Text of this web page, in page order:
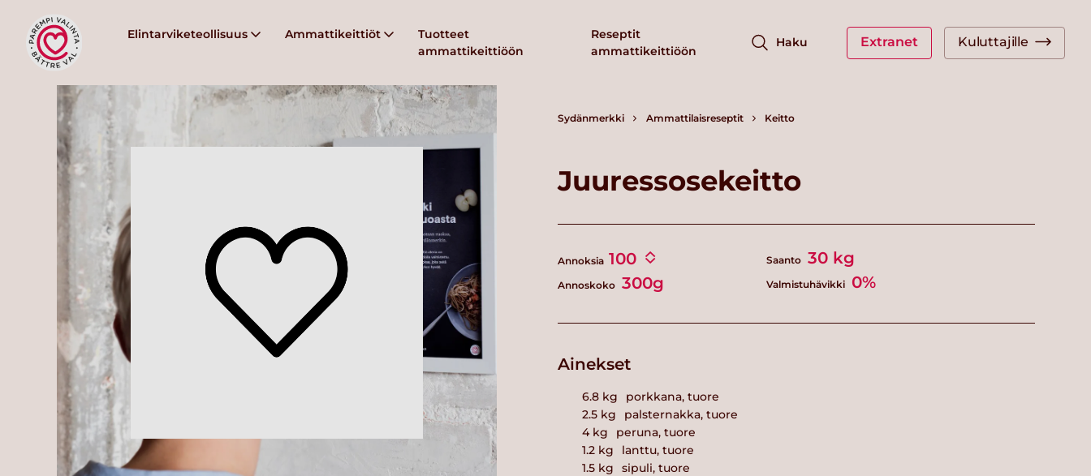
Elintarviketeollisuus Ammattikeittiöt
Tuotteet
ammattikeittiöön
Reseptit
ammattikeittiöön
Haku Extranet Kuluttajille
Sydänmerkki Ammattilaisreseptit Keitto
Juuressosekeitto
Annoksia
Annoskoko 300g
Saanto 30 kg
Valmistuhävikki 0%
Ainekset
6.8 kg
porkkana, tuore
2.5 kg
palsternakka, tuore
4kg
peruna, tuore
1.2 kg
lanttu, tuore
1.5 kg
sipuli, tuore